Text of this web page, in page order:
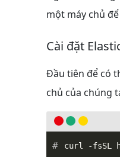
một máy chủ
Cài đặt
Đầu tiên để có
chủ của chúng